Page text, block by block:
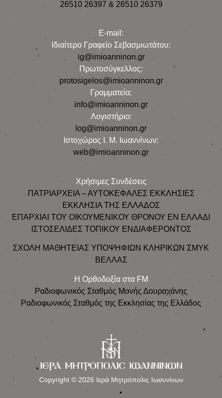
26510 26397 & 26510 26379
E-mail:
Iδιαίτερο Γραφείο Σεβασμιωτάτου:
ig@imioanninon.gr
Πρωτοσύγκελλος:
protosigelos@imioanninon.gr
Γραμματεία:
info@imioanninon.gr
Λογιστήριο:
log@imioanninon.gr
Ιστοχώρος Ι. Μ. Ιωαννίνων:
web@imioanninon.gr
Χρήσιμες Συνδέσεις
ΠΑΤΡΙΑΡΧΕΙΑ – ΑΥΤΟΚΕΦΑΛΕΣ ΕΚΚΛΗΣΙΕΣ
ΕΚΚΛΗΣΙΑ ΤΗΣ ΕΛΛΑΔΟΣ
ΕΠΑΡΧΙΑΙ ΤΟΥ ΟΙΚΟΥΜΕΝΙΚΟΥ ΘΡΟΝΟΥ ΕΝ ΕΛΛΑΔΙ
ΙΣΤΟΣΕΛΙΔΕΣ ΤΟΠΙΚΟΥ ΕΝΔΙΑΦΕΡΟΝΤΟΣ
ΣΧΟΛΗ ΜΑΘΗΤΕΙΑΣ ΥΠΟΨΗΦΙΩΝ ΚΛΗΡΙΚΩΝ ΣΜΥΚ
ΒΕΛΛΑΣ
Η Ορθοδοξία στα FM
Ραδιοφωνικός Σταθμός Μονής Δουραχάνης
Ραδιοφωνικός Σταθμός της Εκκλησίας της Ελλάδος
Copyright © 2026 Ιερά Μητρόπολις Ιωαννίνων